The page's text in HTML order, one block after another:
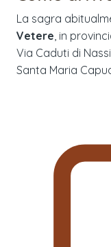
La sagra
Vetere , in
Via Caduti di
Santa Maria